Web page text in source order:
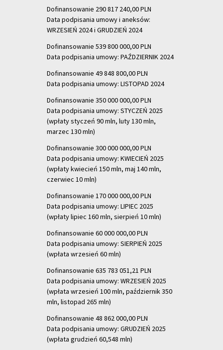
Dofinansowanie 290 817 240,00 PLN
Data podpisania umowy i aneksów:
WRZESIEŃ 2024 i GRUDZIEŃ 2024
Dofinansowanie 539 800 000,00 PLN
Data podpisania umowy: PAŹDZIERNIK 2024
Dofinansowanie 49 848 800,00 PLN
Data podpisania umowy: LISTOPAD 2024
Dofinansowanie 350 000 000,00 PLN
Data podpisania umowy: STYCZEŃ 2025
(wpłaty styczeń 90 mln, luty 130 mln,
marzec 130 mln)
Dofinansowanie 300 000 000,00 PLN
Data podpisania umowy: KWIECIEŃ 2025
(wpłaty kwiecień 150 mln, maj 140 mln,
czerwiec 10 mln)
Dofinansowanie 170 000 000,00 PLN
Data podpisania umowy: LIPIEC 2025
(wpłaty lipiec 160 mln, sierpień 10 mln)
Dofinansowanie 60 000 000,00 PLN
Data podpisania umowy: SIERPIEŃ 2025
(wpłata wrzesień 60 mln)
Dofinansowanie 635 783 051,21 PLN
Data podpisania umowy: WRZESIEŃ 2025
(wpłata wrzesień 100 mln, październik 350
mln, listopad 265 mln)
Dofinansowanie 48 862 000,00 PLN
Data podpisania umowy: GRUDZIEŃ 2025
(wpłata grudzień 60,548 mln)